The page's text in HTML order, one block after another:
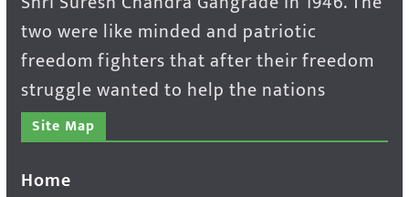
two were like minded and patriotic
freedom fighters that after their freedom
struggle wanted to help the nations
Site Map
Home